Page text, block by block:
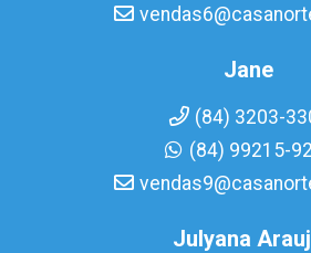
Jane
(84) 3203-
(84) 99215-
Julyana